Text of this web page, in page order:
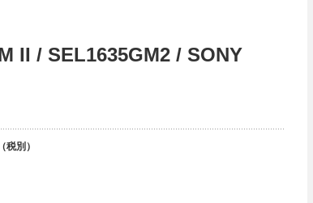
II / SEL1635GM2 / SONY
（税別）